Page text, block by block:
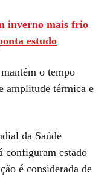
inverno mais frio
estudo
o tempo
amplitude térmica e
da Saúde
configuram estado
é considerada de